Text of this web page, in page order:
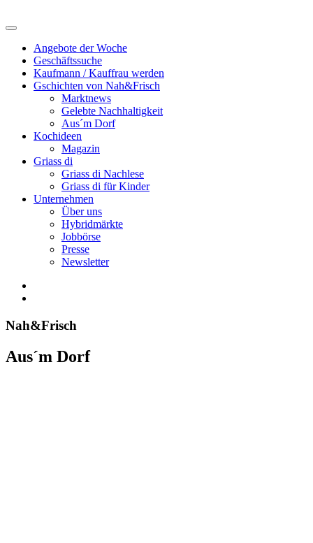
Angebote der Woche
Geschäftssuche
Kaufmann / Kauffrau werden
Gschichten von Nah&Frisch
Marktnews
Gelebte Nachhaltigkeit
Aus´m Dorf
Kochideen
Magazin
Griass di
Griass di Nachlese
Griass di für Kinder
Unternehmen
Über uns
Hybridmärkte
Jobbörse
Presse
Newsletter
Nah&Frisch
Aus´m Dorf